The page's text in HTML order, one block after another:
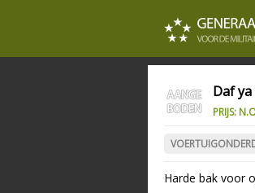
Daf
PRIJS:
Harde bak voor